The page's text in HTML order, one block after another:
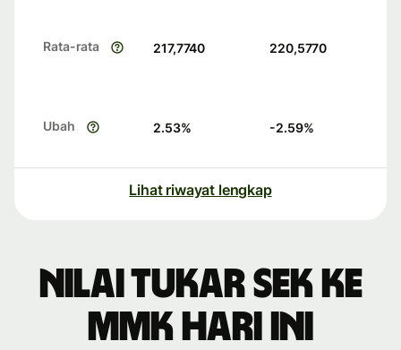
Rata-rata 217,7740 220,5770
Ubah 2.53% -2.59%
Lihat riwayat lengkap
Nilai tukar SEK ke
MMK hari ini